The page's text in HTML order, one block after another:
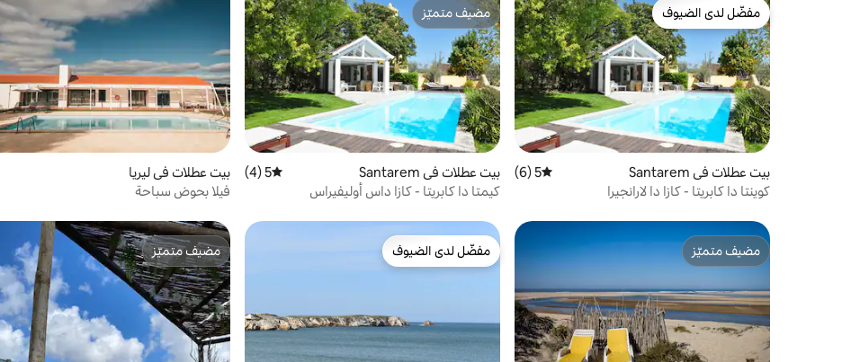
مفضّل لدى الضيوف
مفضّل لدى الضيوف
بيت عطلات في Santarem متوسط التقييم 5 من 5، 6 مراجعات
5 (6)
كوينتا دا كابريتا - كازا دا لارانجيرا
مضيف متميّز
مضيف متميّز
بيت عطلات في Santarem متوسط التقييم 5 من 5، 4 مراجعات
5 (4)
كيمتا دا كابريتا - كازا داس أوليفيراس
بيت عطلات في ليريا
فيلا بحوض سباحة
مضيف متميّز
مضيف متميّز
مفضّل لدى الضيوف
مفضّل لدى الضيوف
مضيف متميّز
مضيف متميّز